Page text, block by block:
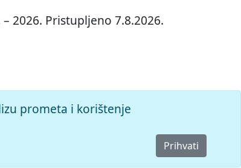
2026. Pristupljeno 7.8.2026.
prometa i korištenje
Prihvati